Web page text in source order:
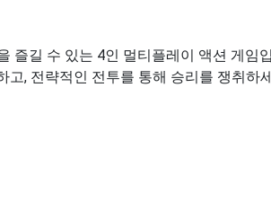
즐길 수 있는 4인 멀티플레이 액션 게임
, 전략적인 전투를 통해 승리를 쟁취하